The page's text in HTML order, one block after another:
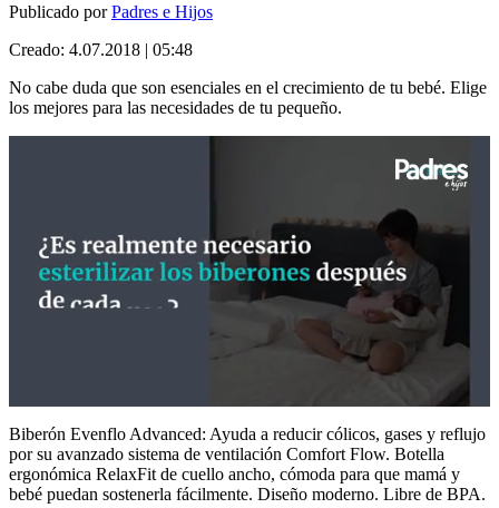
Publicado porPadres e Hijos
Creado: 4.07.2018 | 05:48
No cabe duda que son esenciales en el crecimiento de tu bebé. Elige
los mejores para las necesidades de tu pequeño.
seconds
of
47
seconds
Biberón Evenflo Advanced: Ayuda a reducir cólicos, gases y reflujo
por su avanzado sistema de ventilación Comfort Flow. Botella
ergonómica RelaxFit de cuello ancho, cómoda para que mamá y
bebé puedan sostenerla fácilmente. Diseño moderno. Libre de BPA.